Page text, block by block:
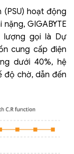
hoạt động
GIGABYTE
lượng gọi là Dự
cung cấp điện
dưới 40%, hệ
độ chờ, dẫn đến